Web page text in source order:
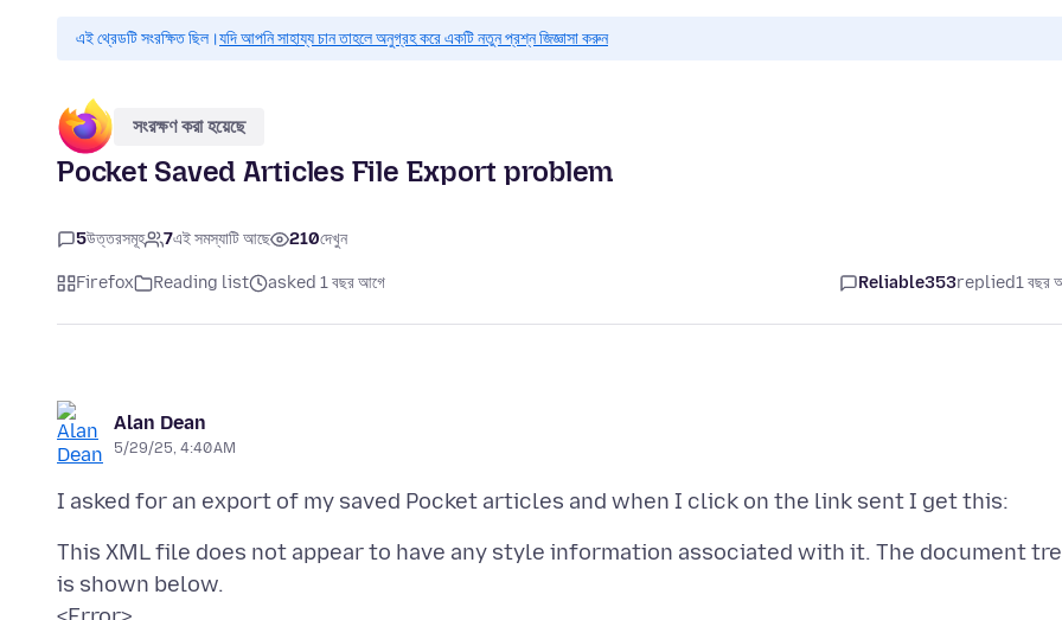
এই থ্রেডটি সংরক্ষিত ছিল।যদি আপনি সাহায্য চান তাহলে অনুগ্রহ করে একটি নতুন প্রশ্ন জিজ্ঞাসা করুন
সংরক্ষণ করা হয়েছে
Pocket Saved Articles File Export problem
5উত্তরসমূহ 7এই সমস্যাটি আছে 210দেখুন
Firefox Reading list asked 1 বছর আগে Reliable353replied1 বছর
Alan Dean
5/29/25, 4:40 AM
This XML file does not appear to have any style information associated with it. The document
is shown below.